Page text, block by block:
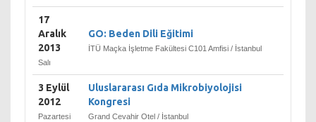
17
Aralık
2013
Salı
GO: Beden Dili Eğitimi
İTÜ Maçka İşletme Fakültesi C101 Amfisi / İstanbul
3 Eylül
2012
Pazartesi
Uluslararası Gıda Mikrobiyolojisi
Kongresi
Grand Cevahir Otel / İstanbul